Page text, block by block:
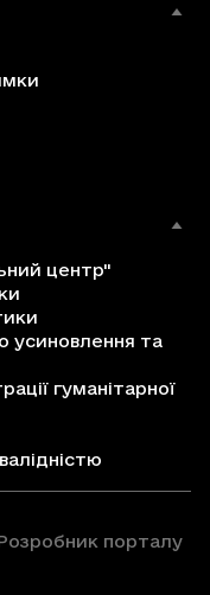
центр"
усиновлення та
гуманітарної
порталу